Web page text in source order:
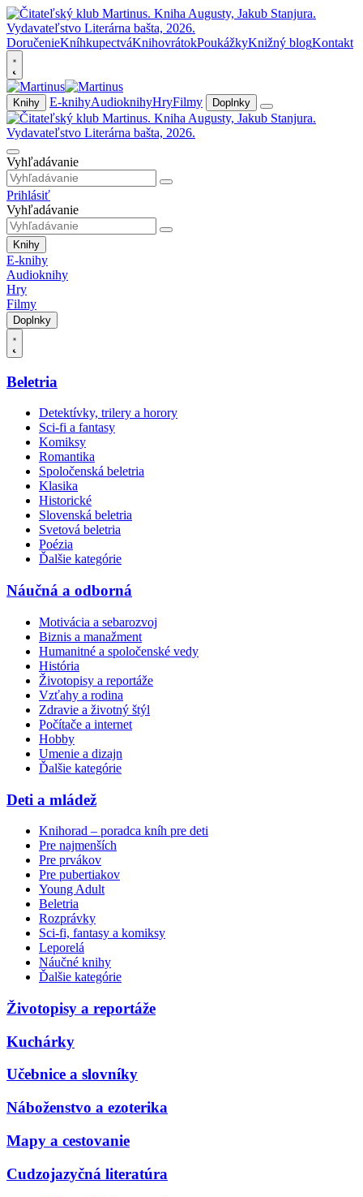
DoručenieKníhkupectváKnihovrátokPoukážkyKnižný blogKontakt
Knihy E-knihyAudioknihyHryFilmy Doplnky
Vyhľadávanie
Prihlásiť
Vyhľadávanie
Knihy
E-knihy
Audioknihy
Hry
Filmy
Doplnky
Beletria
Detektívky, trilery a horory
Sci-fi a fantasy
Komiksy
Romantika
Spoločenská beletria
Klasika
Historické
Slovenská beletria
Svetová beletria
Poézia
Ďalšie kategórie
Náučná a odborná
Motivácia a sebarozvoj
Biznis a manažment
Humanitné a spoločenské vedy
História
Životopisy a reportáže
Vzťahy a rodina
Zdravie a životný štýl
Počítače a internet
Hobby
Umenie a dizajn
Ďalšie kategórie
Deti a mládež
Knihorad – poradca kníh pre deti
Pre najmenších
Pre prvákov
Pre pubertiakov
Young Adult
Beletria
Rozprávky
Sci-fi, fantasy a komiksy
Leporelá
Náučné knihy
Ďalšie kategórie
Životopisy a reportáže
Kuchárky
Učebnice a slovníky
Náboženstvo a ezoterika
Mapy a cestovanie
Cudzojazyčná literatúra